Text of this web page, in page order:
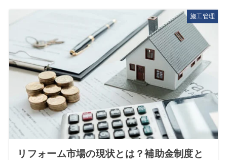
施工管理
リフォーム市場の現状とは？補助金制度と